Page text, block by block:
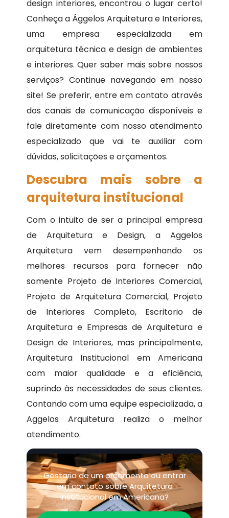
design interiores, encontrou o lugar certo!
Conheça a Ággelos Arquitetura e Interiores,
uma empresa especializada em
arquitetura técnica e design de ambientes
e interiores. Quer saber mais sobre nossos
serviços? Continue navegando em nosso
site! Se preferir, entre em contato através
dos canais de comunicação disponíveis e
fale diretamente com nosso atendimento
especializado que vai te auxiliar com
dúvidas, solicitações e orçamentos.
Descubra mais sobre a
arquitetura institucional
Com o intuito de ser a principal empresa
de Arquitetura e Design, a Aggelos
Arquitetura vem desempenhando os
melhores recursos para fornecer não
somente Projeto de Interiores Comercial,
Projeto de Arquitetura Comercial, Projeto
de Interiores Completo, Escritorio de
Arquitetura e Empresas de Arquitetura e
Design de Interiores, mas principalmente,
Arquitetura Institucional em Americana
com maior qualidade e a eficiência,
suprindo às necessidades de seus clientes.
Contando com uma equipe especializada, a
Aggelos Arquitetura realiza o melhor
atendimento.
Gostaria de um orçamento ou entrar
em contato sobre Arquitetura
Institucional em Americana?